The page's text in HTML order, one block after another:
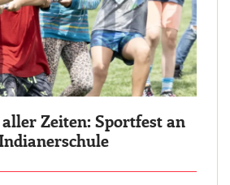
aller Zeiten: Sportfest an